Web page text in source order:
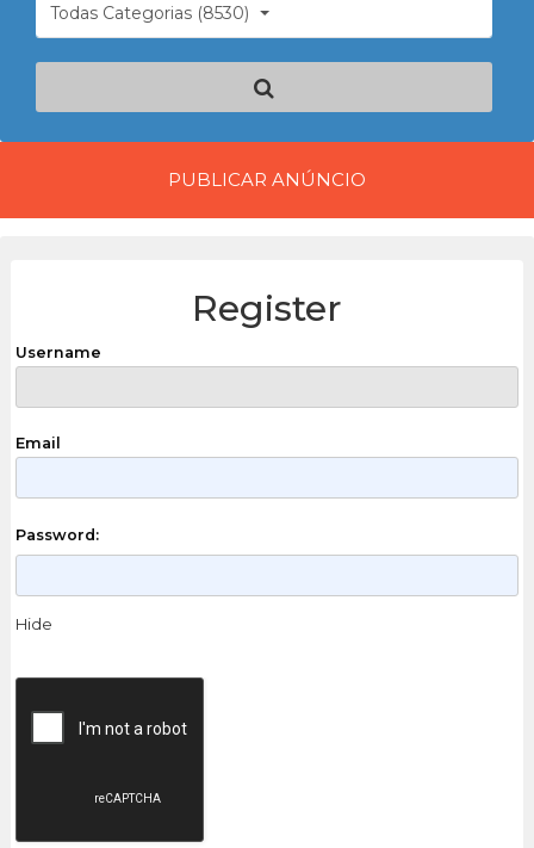
Todas Categorias (8530)
PUBLICAR ANÚNCIO
Register
Username
Email
Password:
Hide